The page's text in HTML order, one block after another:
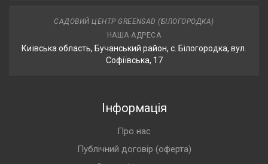
САДОВИЙ ЦЕНТР GREENSAD (БІЛОГОРОДКА)
НАША АДРЕСА
Київська область, Бучанський район, с. Білогородка, вул.
Софіївська, 17
Інформація
Про нас
Публічний договір (оферта)